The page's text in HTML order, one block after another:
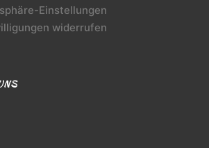
Einstellungen
widerrufen